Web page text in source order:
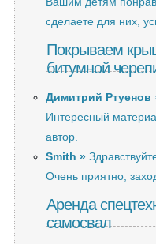
сделаете для них,
Покрываем
битумной
Димитрий Ртуенов
Интересный
автор.
Smith »
Очень приятно,
Аренда
самосвал